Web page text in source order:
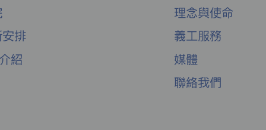
排
紹
理念與使命
義工服務
媒體
聯絡我們